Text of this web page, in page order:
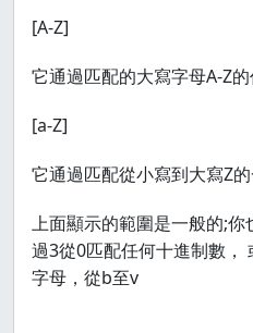
[A-Z]
它通過匹配的大寫字母A-Z
[a-Z]
它通過匹配從小寫到大寫Z
上面顯示的範圍是一般的;
過3從0匹配任何十進制數，
字母，從b至v